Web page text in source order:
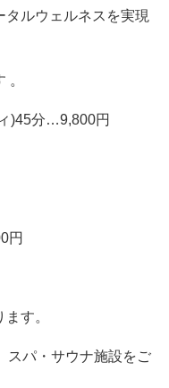
タルウェルネスを実現
。
)45分…9,800円
円
す。
スパ・サウナ施設をご